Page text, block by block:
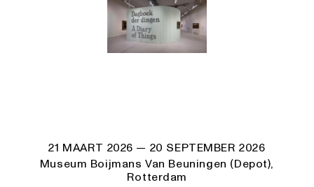
21 MAART 2026 — 20 SEPTEMBER 2026
Museum Boijmans Van Beuningen (Depot),
Rotterdam